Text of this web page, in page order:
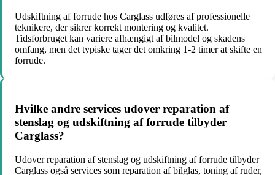
Udskiftning af forrude hos Carglass udføres af professionelle
teknikere, der sikrer korrekt montering og kvalitet.
Tidsforbruget kan variere afhængigt af bilmodel og skadens
omfang, men det typiske tager det omkring 1-2 timer at skifte en
forrude.
Hvilke andre services udover reparation af
stenslag og udskiftning af forrude tilbyder
Carglass?
Udover reparation af stenslag og udskiftning af forrude tilbyder
Carglass også services som reparation af bilglas, toning af ruder,